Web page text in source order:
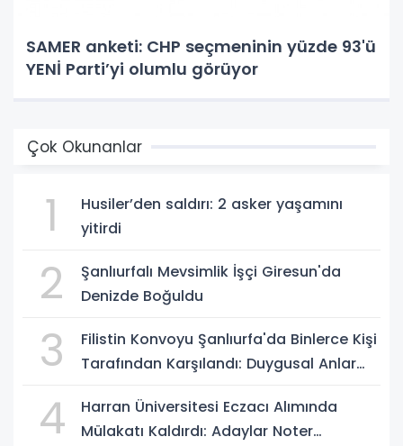
SAMER anketi: CHP seçmeninin yüzde 93'ü
YENİ Parti’yi olumlu görüyor
Çok Okunanlar
1
Husiler’den saldırı: 2 asker yaşamını
yitirdi
2
Şanlıurfalı Mevsimlik İşçi Giresun'da
Denizde Boğuldu
3
Filistin Konvoyu Şanlıurfa'da Binlerce Kişi
Tarafından Karşılandı: Duygusal Anlar
4
Harran Üniversitesi Eczacı Alımında
Mülakatı Kaldırdı: Adaylar Noter